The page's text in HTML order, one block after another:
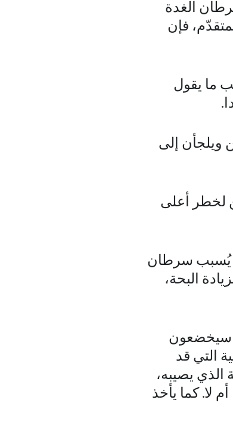
الغدة
فإن
ما يقول
ويلجأن إلى
لخطر أعلى
يُسبب سرطان
البحة،
سيخضعون
التي قد
يصيبه،
أم لا. كما يأخذ